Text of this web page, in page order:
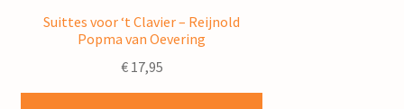
Suittes voor ‘t Clavier – Reijnold
Popma van Oevering
€17,95